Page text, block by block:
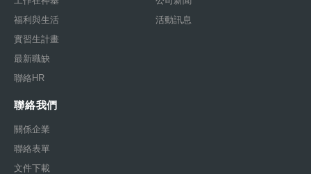
福利與生活
實習生計畫
最新職缺
聯絡HR
活動訊息
聯絡我們
關係企業
聯絡表單
文件下載